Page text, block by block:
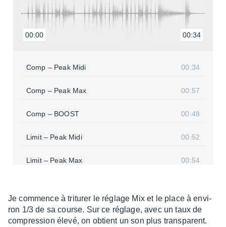
00:00 00:34
Comp – Peak Midi 00:34
Comp – Peak Max 00:57
Comp – BOOST 00:48
Limit – Peak Midi 00:52
Limit – Peak Max 00:54
Je commence à tritu­rer le réglage Mix et le place à envi­
ron 1/3 de sa course. Sur ce réglage, avec un taux de
compres­sion élevé, on obtient un son plus trans­pa­rent.